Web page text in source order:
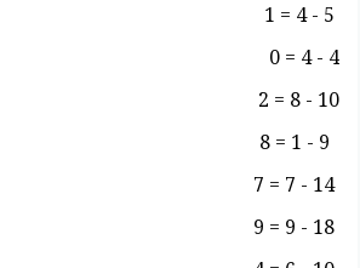
4 - 4 = 0
10 - 8 = 2
14 - 7 = 7